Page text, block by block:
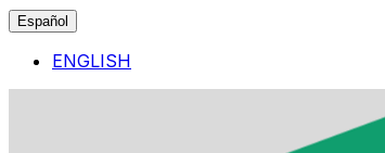
Español
ENGLISH